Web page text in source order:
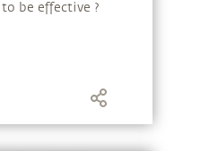
to be effective ?